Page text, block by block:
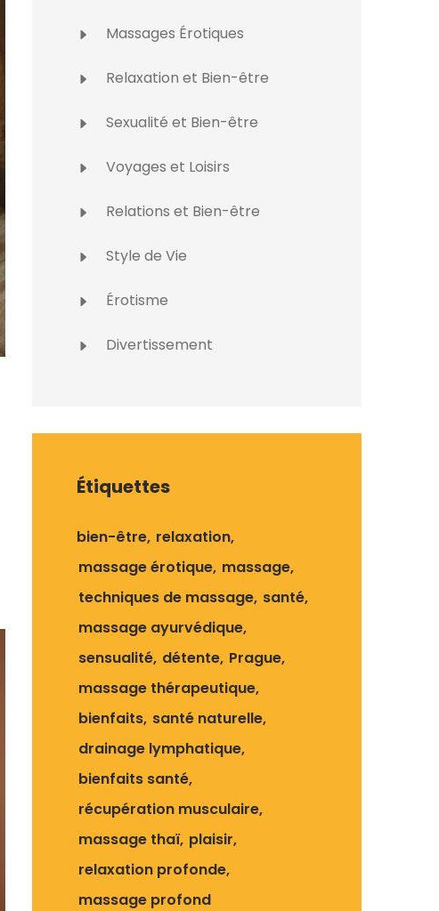
Massages Érotiques
Relaxation et Bien-être
Sexualité et Bien-être
Voyages et Loisirs
Relations et Bien-être
Style de Vie
Érotisme
Divertissement
Étiquettes
bien-être relaxation
massage érotique massage
techniques de massage santé
massage ayurvédique
sensualité détente Prague
massage thérapeutique
bienfaits santé naturelle
drainage lymphatique
bienfaits santé
récupération musculaire
massage thaï plaisir
relaxation profonde
massage profond